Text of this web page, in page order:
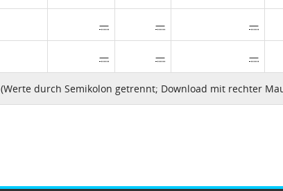
— — —
— — —
(Werte durch Semikolon getrennt; Download mit rechter